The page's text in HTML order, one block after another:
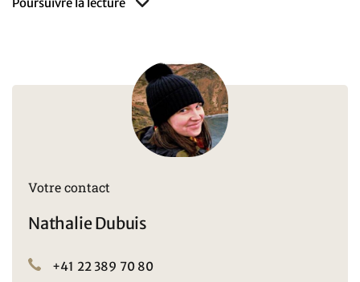
passer ce temps dans une maison de vacances
retraite parfait. C'est la nature à l'état pur ! Les points forts
sont nombreux dans le plateau des lacs. Une excursion en
bateau ou en kayak sur le lac Pielinen est au moins aussi
spectaculaire que la vue depuis le sommet du parc national
de Koli. D'ailleurs, les différents parcs nationaux sont de
véritables merveilles naturelles. Que ce soit à pied, à vélo
des vacances. Pour ceux qui souhaitent "sortir" de temps
en temps, les différentes grandes villes comme Kuopio,
Joensuu, Nurmes ou Mikkeli offrent de bonnes possibilités
de shopping, des restaurants et des cafés. Kuopio, en
particulier, est une petite Mecque culinaire et les pirogues
Votre contact
Nathalie Dubuis
+41 22 389 70 80